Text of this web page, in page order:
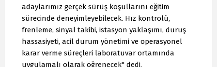
adaylarımız gerçek sürüş koşullarını eğitim
sürecinde deneyimleyebilecek. Hız kontrolü,
frenleme, sinyal takibi, istasyon yaklaşımı, duruş
hassasiyeti, acil durum yönetimi ve operasyonel
karar verme süreçleri laboratuvar ortamında
uygulamalı olarak öğrenecek" dedi.